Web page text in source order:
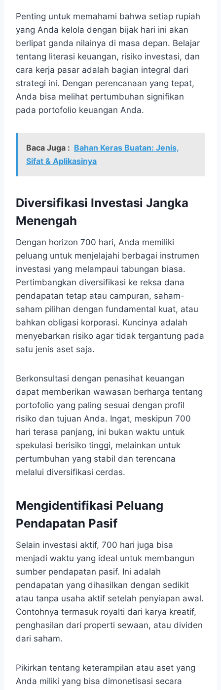
Penting untuk memahami bahwa setiap rupiah
yang Anda kelola dengan bijak hari ini akan
berlipat ganda nilainya di masa depan. Belajar
tentang literasi keuangan, risiko investasi, dan
cara kerja pasar adalah bagian integral dari
strategi ini. Dengan perencanaan yang tepat,
Anda bisa melihat pertumbuhan signifikan
pada portofolio keuangan Anda.
Baca Juga : Bahan Keras Buatan: Jenis,
Sifat & Aplikasinya
Diversifikasi Investasi Jangka
Menengah
Dengan horizon 700 hari, Anda memiliki
peluang untuk menjelajahi berbagai instrumen
investasi yang melampaui tabungan biasa.
Pertimbangkan diversifikasi ke reksa dana
pendapatan tetap atau campuran, saham-
saham pilihan dengan fundamental kuat, atau
bahkan obligasi korporasi. Kuncinya adalah
menyebarkan risiko agar tidak tergantung pada
satu jenis aset saja.
Berkonsultasi dengan penasihat keuangan
dapat memberikan wawasan berharga tentang
portofolio yang paling sesuai dengan profil
risiko dan tujuan Anda. Ingat, meskipun 700
hari terasa panjang, ini bukan waktu untuk
spekulasi berisiko tinggi, melainkan untuk
pertumbuhan yang stabil dan terencana
melalui diversifikasi cerdas.
Mengidentifikasi Peluang
Pendapatan Pasif
Selain investasi aktif, 700 hari juga bisa
menjadi waktu yang ideal untuk membangun
sumber pendapatan pasif. Ini adalah
pendapatan yang dihasilkan dengan sedikit
atau tanpa usaha aktif setelah penyiapan awal.
Contohnya termasuk royalti dari karya kreatif,
penghasilan dari properti sewaan, atau dividen
dari saham.
Pikirkan tentang keterampilan atau aset yang
Anda miliki yang bisa dimonetisasi secara